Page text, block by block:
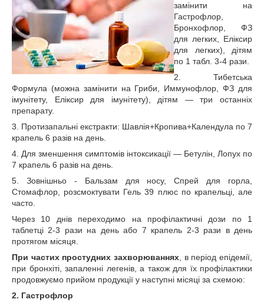
замінити на
Гастрофлор,
Бронхофлор, ФЗ
для легких, Еліксир
для легких), дітям
по 1 табл. 3-4 рази.
2. Тибетська
Формула (можна замінити на Гриби, Иммунофлор, ФЗ для
імунітету, Еліксир для імунітету), дітям — три останніх
препарату.
3. Протизапальні екстракти: Шавлія+Кропива+Календула по 7
крапель 6 разів на день.
4. Для зменшення симптомів інтоксикації — Бетулін, Лопух по
7 крапель 6 разів на день.
5. Зовнішньо - Бальзам для носу, Спрей для горла,
Стомафлор, розсмоктувати Гель 39 плюс по крапельці, але
часто.
Через 10 днів переходимо на профілактичні дози по 1
таблетці 2-3 рази на день або 7 крапель 2-3 рази в день
протягом місяця.
При частих простудних захворюваннях , в період епідемії,
при бронхіті, запаленні легенів, а також для їх профілактики
продовжуємо прийом продукції у наступні місяці за схемою:
2. Гастрофлор